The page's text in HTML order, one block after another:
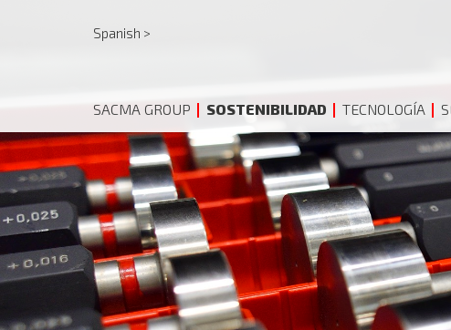
Spanish >
SACMA GROUP SOSTENIBILIDAD TECNOLOGÍA